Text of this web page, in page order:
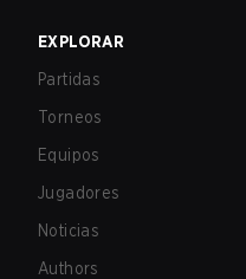
EXPLORAR
Partidas
Torneos
Equipos
Jugadores
Noticias
Authors